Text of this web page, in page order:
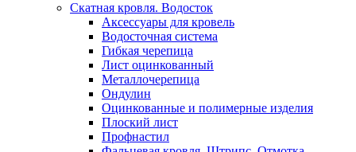
Скатная кровля. Водосток
Аксессуары для кровель
Водосточная система
Гибкая черепица
Лист оцинкованный
Металлочерепица
Ондулин
Оцинкованные и полимерные изделия
Плоский лист
Профнастил